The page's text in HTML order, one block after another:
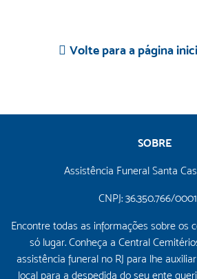
Volte para a página
SOBRE
Assistência Funeral Santa
CNPJ: 36.350.766/
Encontre todas as informações sobre os
só lugar. Conheça a Central
assistência funeral no RJ para lhe
local para a despedida do seu ente